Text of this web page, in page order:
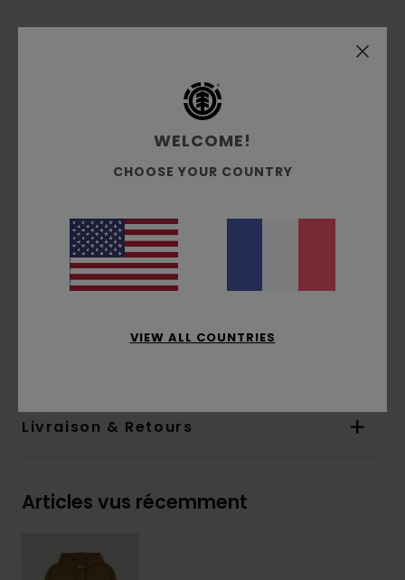
décontractée
Poche kangourou
Capuche doublée dans la matière principale
Imprimé à l'avant
Étiquette drapeau avec logo sur la couture
latérale
Livraison & Retours
Articles vus récemment
WELCOME!
CHOOSE YOUR COUNTRY
VIEW ALL COUNTRIES